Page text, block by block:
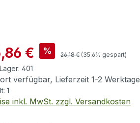
€ % Regulärer Preis:
26,18 € (35.6% gespart)
401
verfügbar, Lieferzeit 1-2 Werktage
1
inkl. MwSt. zzgl. Versandkosten